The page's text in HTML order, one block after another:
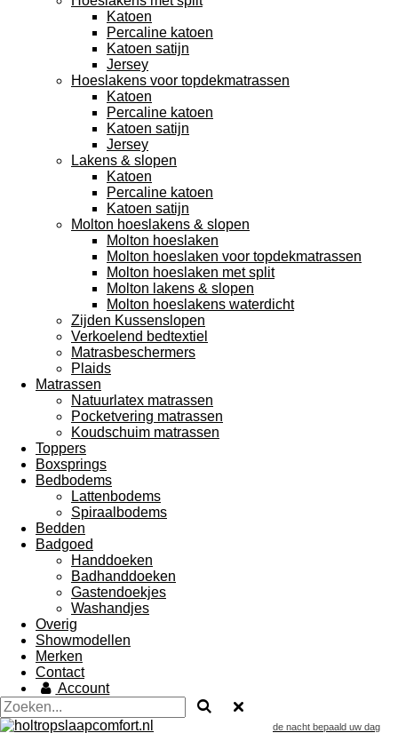
Katoen
Percaline katoen
Katoen satijn
Jersey
Hoeslakens voor topdekmatrassen
Katoen
Percaline katoen
Katoen satijn
Jersey
Lakens & slopen
Katoen
Percaline katoen
Katoen satijn
Molton hoeslakens & slopen
Molton hoeslaken
Molton hoeslaken voor topdekmatrassen
Molton hoeslaken met split
Molton lakens & slopen
Molton hoeslakens waterdicht
Zijden Kussenslopen
Verkoelend bedtextiel
Matrasbeschermers
Plaids
Matrassen
Natuurlatex matrassen
Pocketvering matrassen
Koudschuim matrassen
Toppers
Boxsprings
Bedbodems
Lattenbodems
Spiraalbodems
Bedden
Badgoed
Handdoeken
Badhanddoeken
Gastendoekjes
Washandjes
Overig
Showmodellen
Merken
Contact
Account
de nacht bepaald uw dag